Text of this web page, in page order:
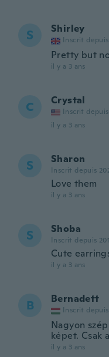
S Shirley
Inscrit
Pretty but
il y a 3 ans
C Crystal
Inscrit depuis
il y a 3 ans
S Sharon
Inscrit depuis
Love them
il y a 3 ans
S Shoba
Inscrit depuis
Cute
il y a 3 ans
B Bernadett
Inscrit depuis
Nagyon
képet. Csak
il y a 3 ans